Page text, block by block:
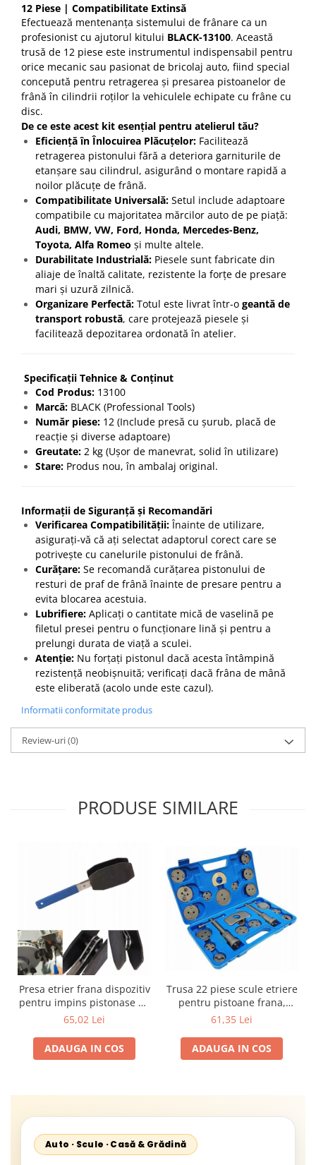
12 Piese | Compatibilitate Extinsă
Efectuează mentenanța sistemului de frânare ca un
profesionist cu ajutorul kitului BLACK-13100. Această
trusă de 12 piese este instrumentul indispensabil pentru
orice mecanic sau pasionat de bricolaj auto, fiind special
concepută pentru retragerea și presarea pistoanelor de
frână în cilindrii roților la vehiculele echipate cu frâne cu
disc.
De ce este acest kit esențial pentru atelierul tău?
Eficiență în Înlocuirea Plăcuțelor: Facilitează
retragerea pistonului fără a deteriora garniturile de
etanșare sau cilindrul, asigurând o montare rapidă a
noilor plăcuțe de frână.
Compatibilitate Universală: Setul include adaptoare
compatibile cu majoritatea mărcilor auto de pe piață:
Audi, BMW, VW, Ford, Honda, Mercedes-Benz,
Toyota, Alfa Romeo și multe altele.
Durabilitate Industrială: Piesele sunt fabricate din
aliaje de înaltă calitate, rezistente la forțe de presare
mari și uzură zilnică.
Organizare Perfectă: Totul este livrat într-o geantă de
transport robustă, care protejează piesele și
facilitează depozitarea ordonată în atelier.
Specificații Tehnice & Conținut
Cod Produs: 13100
Marcă: BLACK (Professional Tools)
Număr piese: 12 (Include presă cu șurub, placă de
reacție și diverse adaptoare)
Greutate: 2 kg (Ușor de manevrat, solid în utilizare)
Stare: Produs nou, în ambalaj original.
Informații de Siguranță și Recomandări
Verificarea Compatibilității:Înainte de utilizare,
asigurați-vă că ați selectat adaptorul corect care se
potrivește cu canelurile pistonului de frână.
Curățare: Se recomandă curățarea pistonului de
resturi de praf de frână înainte de presare pentru a
evita blocarea acestuia.
Lubrifiere: Aplicați o cantitate mică de vaselină pe
filetul presei pentru o funcționare lină și pentru a
prelungi durata de viață a sculei.
Atenție: Nu forțați pistonul dacă acesta întâmpină
rezistență neobișnuită; verificați dacă frâna de mână
este eliberată (acolo unde este cazul).
Informatii conformitate produs
Review-uri(0)
PRODUSE SIMILARE
Presa etrier frana dispozitiv
pentru impins pistonase de
frana, distanta de lucru 40-
65,02 Lei
ADAUGA IN COS
Trusa 22 piese scule etriere
pentru pistoane frana,
presa, + cutie depozitare
61,35 Lei
ADAUGA IN COS
Auto · Scule · Casă & Grădină